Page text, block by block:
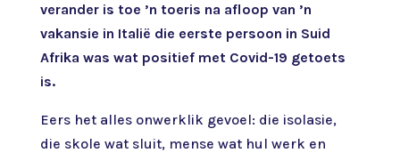
verander is toe ’n toeris na afloop van ’n
vakansie in Italië die eerste persoon in Suid
Afrika was wat positief met Covid-19 getoets
is.
Eers het alles onwerklik gevoel: die isolasie,
die skole wat sluit, mense wat hul werk en